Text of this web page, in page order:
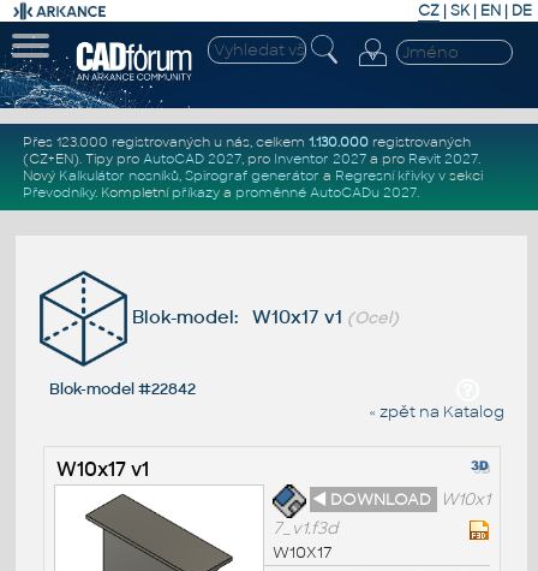
CZ | SK| EN | DE
Přes 123.000 registrovaných u nás, celkem 1.130.000registrovaných
(CZ+EN). Tipy pro AutoCAD 2027, pro Inventor 2027a pro Revit 2027.
Nový Kalkulátor nosníků, Spirograf generátor a Regresní křivkyv sekci
Převodníky. Kompletní příkazya proměnné AutoCADu 2027.
Blok-model: W10x17 v1 (Ocel)
Blok-model #22842
« zpět na Katalog
W10x17 v1
◄ DOWNLOAD
W10x1
7_v1.f3d
W10X17